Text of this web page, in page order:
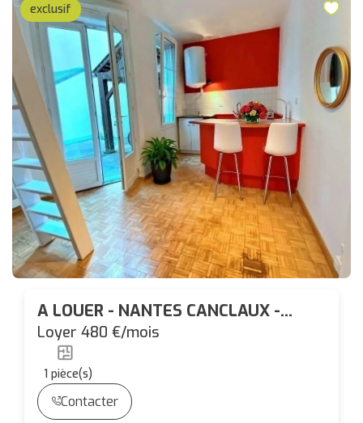
exclusif
A LOUER - NANTES CANCLAUX -
APPARTEMENT T1 AU CALME IDEAL
ETUDIANT
Loyer 480 €/mois
1 pièce(s)
Contacter